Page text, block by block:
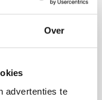
Over
advertenties te